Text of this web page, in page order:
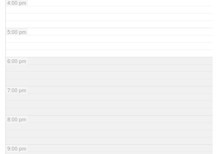
4:00 pm
5:00 pm
6:00 pm
7:00 pm
8:00 pm
9:00 pm